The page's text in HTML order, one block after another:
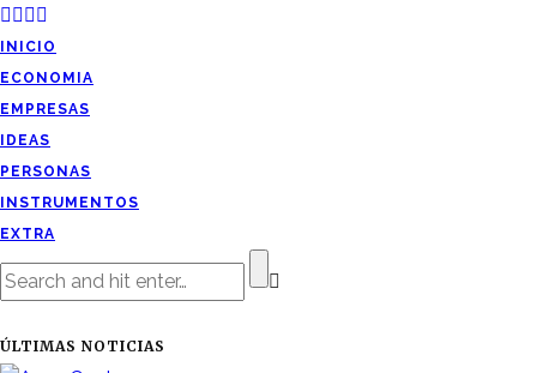
INICIO
ECONOMIA
EMPRESAS
IDEAS
PERSONAS
INSTRUMENTOS
EXTRA
ÚLTIMAS NOTICIAS